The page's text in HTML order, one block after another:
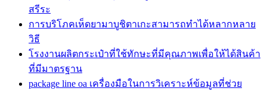
สรีระ
การบริโภคเห็ดยามาบูชิตาเกะสามารถทำได้หลากหลาย
วิธี
โรงงานผลิตกระเป๋าที่ใช้ทักษะที่มีคุณภาพเพื่อให้ได้สินค้า
ที่มีมาตรฐาน
package line oa เครื่องมือในการวิเคราะห์ข้อมูลที่ช่วย